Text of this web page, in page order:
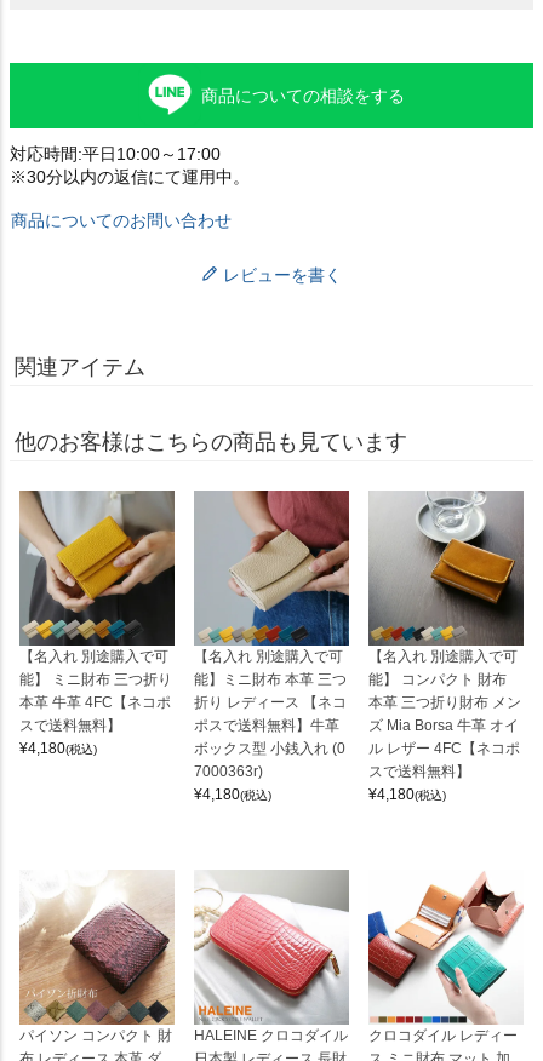
商品についての相談をする
対応時間:平日10:00～17:00
※30分以内の返信にて運用中。
商品についてのお問い合わせ
レビューを書く
関連アイテム
他のお客様はこちらの商品も見ています
【名入れ 別途購入で可
能】 ミニ財布 三つ折り
本革 牛革 4FC【ネコポ
スで送料無料】
¥4,180(税込)
【名入れ 別途購入で可
能】ミニ財布 本革 三つ
折り レディース 【ネコ
ポスで送料無料】牛革
ボックス型 小銭入れ (0
7000363r)
¥4,180(税込)
【名入れ 別途購入で可
能】 コンパクト 財布
本革 三つ折り財布 メン
ズ Mia Borsa 牛革 オイ
ル レザー 4FC【ネコポ
スで送料無料】
¥4,180(税込)
パイソン コンパクト 財
HALEINE クロコダイル
クロコダイル レディー